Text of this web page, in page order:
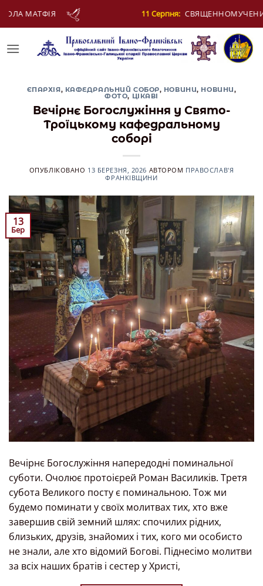
Серпня: СВЯЩЕННОМУЧЕНИКА ЄВПЛА, АРХІДИЯКОНА
ЄПАРХІЯ, КАФЕДРАЛЬНИЙ СОБОР, НОВИНИ, НОВИНИ,
ФОТО, ЦІКАВІ
Вечірнє Богослужіння у Свято-
Троїцькому кафедральному
соборі
ОПУБЛІКОВАНО 13 БЕРЕЗНЯ, 2026 АВТОРОМ ПРАВОСЛАВ'Я
ФРАНКІВЩИНИ
13
Бер
Вечірнє Богослужіння напередодні поминальної
суботи. Очолює протоієрей Роман Василиків. Третя
субота Великого посту є поминальною. Тож ми
будемо поминати у своїх молитвах тих, хто вже
завершив свій земний шлях: спочилих рідних,
близьких, друзів, знайомих і тих, кого ми особисто
не знали, але хто відомий Богові. Піднесімо молитви
за всіх наших братів і сестер у Христі,